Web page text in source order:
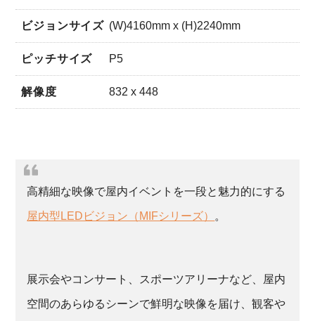
ビジョンサイズ (W)4160mm x (H)2240mm
ピッチサイズ P5
解像度 832 x 448
高精細な映像で屋内イベントを一段と魅力的にする
屋内型LEDビジョン（MIFシリーズ） 。
展示会やコンサート、スポーツアリーナなど、屋内
空間のあらゆるシーンで鮮明な映像を届け、観客や